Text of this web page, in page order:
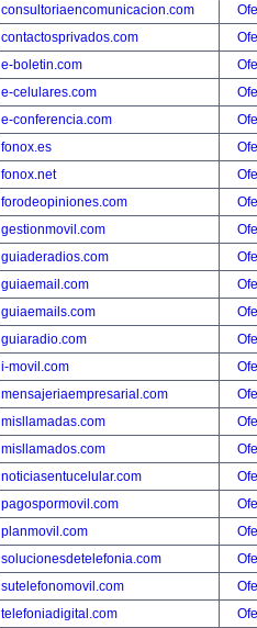
consultoriaencomunicacion.com
contactosprivados.com
e-boletin.com
e-celulares.com
e-conferencia.com
fonox.es
fonox.net
forodeopiniones.com
gestionmovil.com
guiaderadios.com
guiaemail.com
guiaemails.com
guiaradio.com
i-movil.com
mensajeriaempresarial.com
misllamadas.com
misllamados.com
noticiasentucelular.com
pagospormovil.com
planmovil.com
solucionesdetelefonia.com
sutelefonomovil.com
telefoniadigital.com